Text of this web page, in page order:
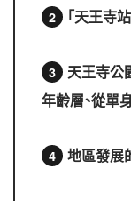
「天王寺
天王寺公
年齡層、從單
地區發展